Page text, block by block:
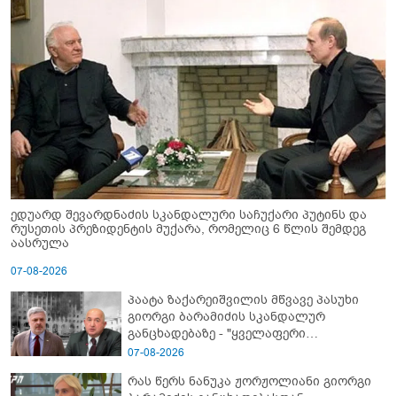
ედუარდ შევარდნაძის სკანდალური საჩუქარი პუტინს და
რუსეთის პრეზიდენტის მუქარა, რომელიც 6 წლის შემდეგ
აასრულა
07-08-2026
პაატა ზაქარეიშვილის მწვავე პასუხი
გიორგი ბარამიძის სკანდალურ
განცხადებაზე - "ყველაფერი
დეტალურად ვიცი... კამანში მოკლული
ბარამიძე კი ტყუის"
07-08-2026
რას წერს ნანუკა ჟორჟოლიანი გიორგი